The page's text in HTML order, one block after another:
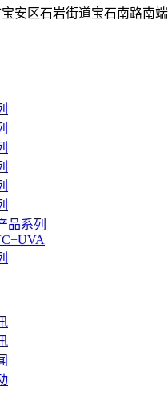
安区石岩街道宝石南路南
品系列